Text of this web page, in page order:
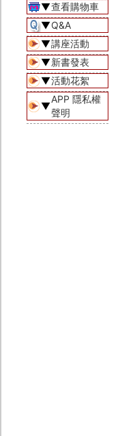
▼查看購物車
▼Q&A
▼講座活動
▼新書發表
▼活動花絮
▼
APP 隱私權
聲明